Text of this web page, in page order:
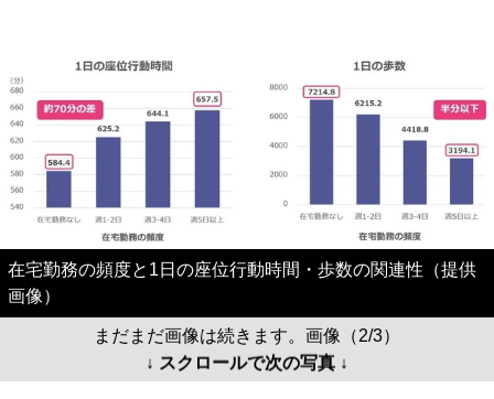
在宅勤務の頻度と1日の座位行動時間・歩数の関連性（提供
画像）
まだまだ画像は続きます。画像（2/3）
↓ スクロールで次の写真 ↓